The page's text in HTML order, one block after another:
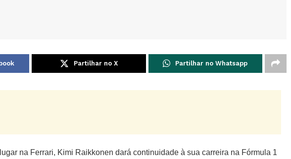
Partilhar no X Partilhar no Whatsapp
na Ferrari, Kimi Raikkonen dará continuidade à sua carreira na Fórmula 1